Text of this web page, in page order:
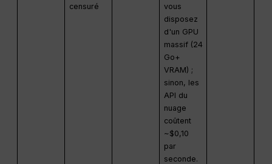
censuré
vous
disposez
d'un GPU
massif (24
Go+
VRAM) ;
sinon, les
API du
nuage
coûtent
~$0,10
par
seconde.